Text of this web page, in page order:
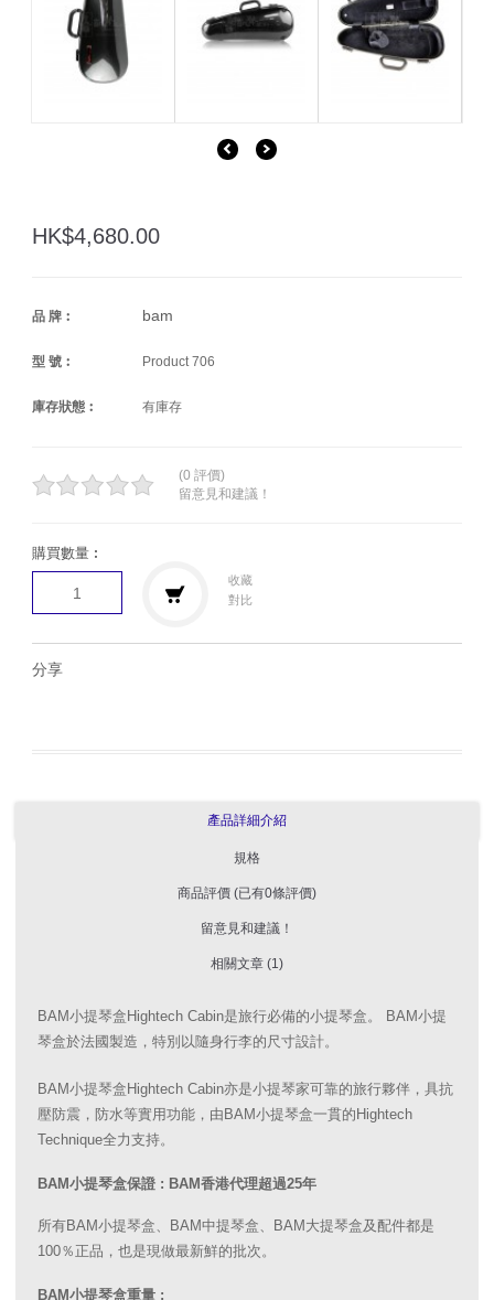
HK$4,680.00
品 牌︰ bam
型 號︰ Product 706
庫存狀態︰ 有庫存
(0 評價)
留意見和建議！
購買數量︰
收藏
對比
分享
產品詳細介紹
規格
商品評價 (已有0條評價)
留意見和建議！
相關文章 (1)
BAM小提琴盒Hightech Cabin是旅行必備的小提琴盒。 BAM小提
琴盒於法國製造，特別以隨身行李的尺寸設計。
BAM小提琴盒Hightech Cabin亦是小提琴家可靠的旅行夥伴，具抗
壓防震，防水等實用功能，由BAM小提琴盒一貫的Hightech
Technique全力支持。
BAM小提琴盒保證 : BAM香港代理超過25年
所有BAM小提琴盒、BAM中提琴盒、BAM大提琴盒及配件都是
100％正品，也是現做最新鮮的批次。
BAM小提琴盒重量 :